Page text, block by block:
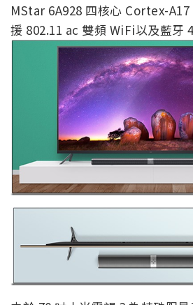
MStar 6A928 四核心 Cortex-
援 802.11 ac 雙頻 WiFi以及藍牙